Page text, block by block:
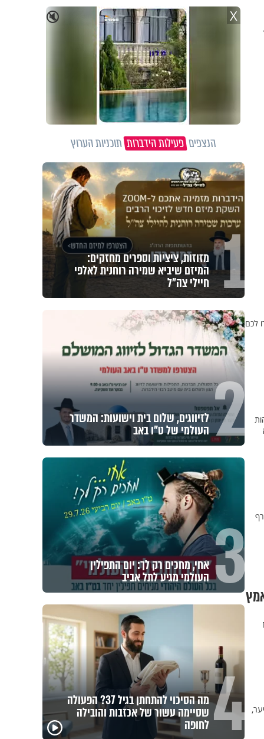
לכם
🔇 X
הנצפיםפעילות הידברותתוכניות הערוץ
1 מזוזות, ציציות וספרים מחזקים:
המיזם שיביא שמירה רוחנית לאלפי
חיילי צה"ל
2 לזיווגים, שלום בית וישועות: המשדר
העולמי של ט"ו באב
3 אחי, מחכים רק לך: יום התפילין
העולמי מגיע לתל אביב
4 מה הסיכוי להתחתן בגיל 37? הפעולה
שסיימה עשור של אכזבות והובילה
לחופה